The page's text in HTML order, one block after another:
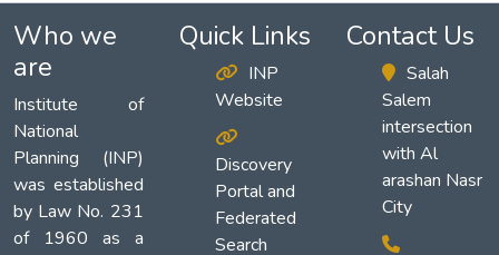
Who we
are
Institute of
National
Planning (INP)
was established
by Law No. 231
of 1960 as a
Quick Links
INP
Website
Discovery
Portal and
Federated
Search
Contact Us
Salah
Salem
intersection
with Al
arashan Nasr
City